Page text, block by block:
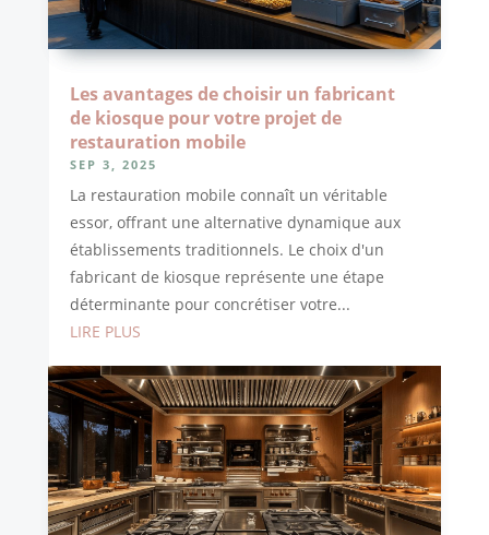
Les avantages de choisir un fabricant
de kiosque pour votre projet de
restauration mobile
SEP 3, 2025
La restauration mobile connaît un véritable
essor, offrant une alternative dynamique aux
établissements traditionnels. Le choix d'un
fabricant de kiosque représente une étape
déterminante pour concrétiser votre...
LIRE PLUS